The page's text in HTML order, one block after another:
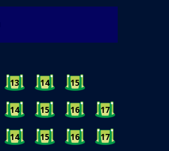
13 14
15
14 15 16
17
14 15 16
17